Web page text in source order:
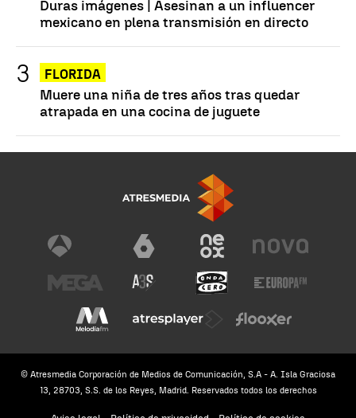
Duras imágenes | Asesinan a un influencer
mexicano en plena transmisión en directo
FLORIDA
Muere una niña de tres años tras quedar
atrapada en una cocina de juguete
© Atresmedia Corporación de Medios de Comunicación, S.A - A. Isla Graciosa
13, 28703, S.S. de los Reyes, Madrid. Reservados todos los derechos